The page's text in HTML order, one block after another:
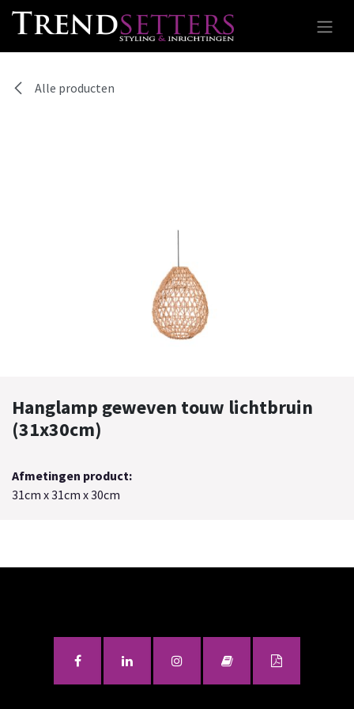
Overslaan naar inhoud
Alle producten
Hanglamp geweven touw lichtbruin
(31x30cm)
Afmetingen product:
31cm x 31cm x 30cm